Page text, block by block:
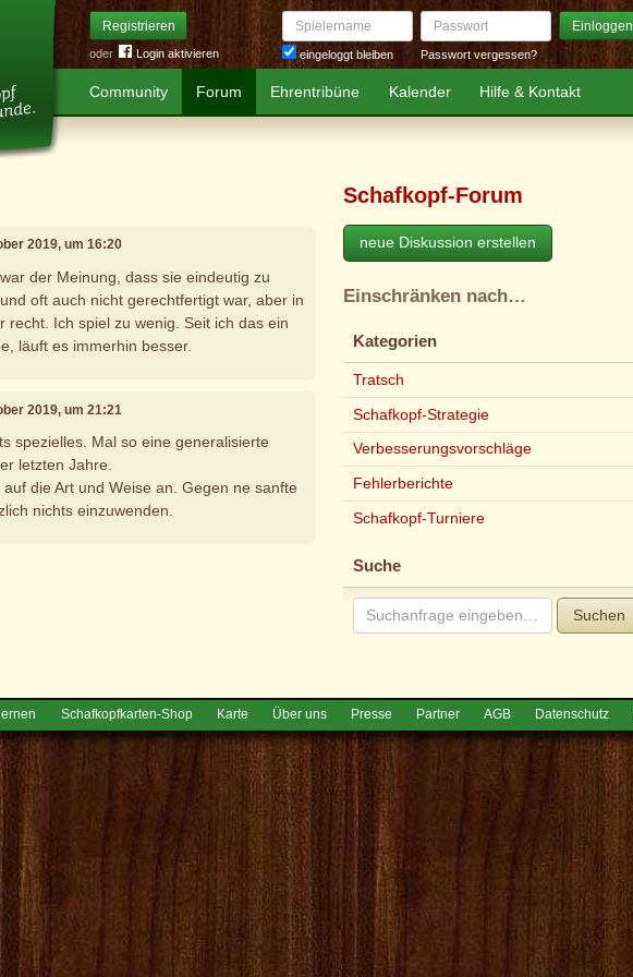
Registrieren
oder Login aktivieren
Spielername
eingeloggt bleiben
Passwort Einloggen
Passwort vergessen?
Community Forum Ehrentribüne Kalender Hilfe & Kontakt
2019, um 16:20
der Meinung, dass sie eindeutig zu
oft auch nicht gerechtfertigt war, aber in
recht. Ich spiel zu wenig. Seit ich das ein
läuft es immerhin besser.
2019, um 21:21
spezielles. Mal so eine generalisierte
letzten Jahre.
die Art und Weise an. Gegen ne sanfte
nichts einzuwenden.
Schafkopf-Forum
neue Diskussion erstellen
Einschränken nach…
Kategorien
Tratsch
Schafkopf-Strategie
Verbesserungsvorschläge
Fehlerberichte
Schafkopf-Turniere
Suche
Suchen
Schafkopfkarten-Shop Karte Über uns Presse Partner AGB Datenschutz